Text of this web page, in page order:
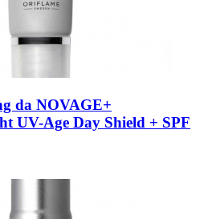
da NOVAGE+
UV-Age Day Shield + SPF